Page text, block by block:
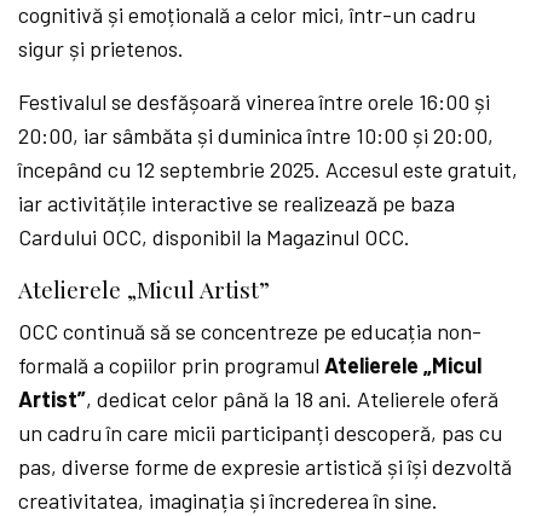
cognitivă și emoțională a celor mici, într-un cadru
sigur și prietenos.
Festivalul se desfășoară vinerea între orele 16:00 și
20:00, iar sâmbăta și duminica între 10:00 și 20:00,
începând cu 12 septembrie 2025. Accesul este gratuit,
iar activitățile interactive se realizează pe baza
Cardului OCC, disponibil la Magazinul OCC.
Atelierele „Micul Artist”
OCC continuă să se concentreze pe educația non-
formală a copiilor prin programulAtelierele „Micul
Artist”, dedicat celor până la 18 ani. Atelierele oferă
un cadru în care micii participanți descoperă, pas cu
pas, diverse forme de expresie artistică și își dezvoltă
creativitatea, imaginația și încrederea în sine.